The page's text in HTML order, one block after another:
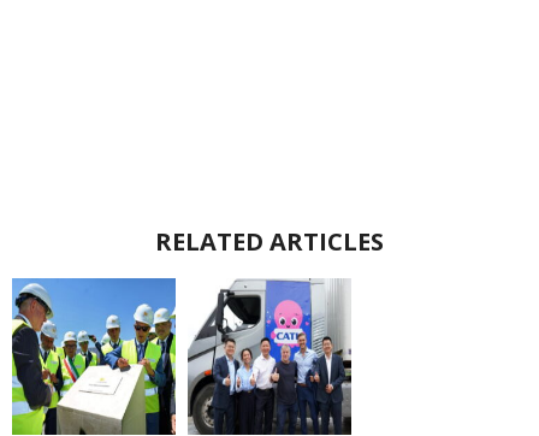
RELATED ARTICLES